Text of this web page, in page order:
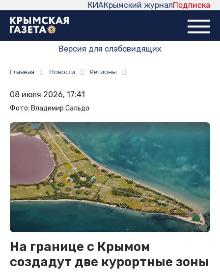
Подписка
Крымский журнал
КИА
Версия для слабовидящих
Главная Новости Регионы
08 июля 2026, 17:41
Фото: Владимир Сальдо
На границе с Крымом
создадут две курортные зоны